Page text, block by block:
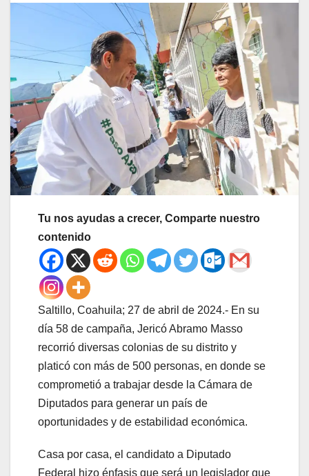
Tu nos ayudas a crecer, Comparte nuestro
contenido
Saltillo, Coahuila; 27 de abril de 2024.- En su
día 58 de campaña, Jericó Abramo Masso
recorrió diversas colonias de su distrito y
platicó con más de 500 personas, en donde se
comprometió a trabajar desde la Cámara de
Diputados para generar un país de
oportunidades y de estabilidad económica.
Casa por casa, el candidato a Diputado
Federal hizo énfasis que será un legislador que